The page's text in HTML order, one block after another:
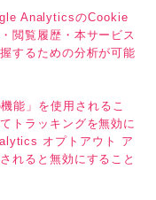
AnalyticsのCookie
閲覧履歴・本サービス
するための分析が可能
能」を使用されるこ
トラッキングを無効に
オプトアウト ア
れると無効にすること